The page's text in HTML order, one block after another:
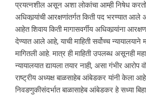
प्रयत्नशील असून अशा लोकांचा आम्ही निषेध करतो.
अधिकार्‍यांची आरक्षणांतर्गत किती पद भरण्यात आले
आहेत शिवाय किती मागासवर्गीय अधिकार्‍यांना
देण्यात आले आहे, याची माहिती सर्वोच्च
मागितली आहे. मात्र ही माहिती उपलब्ध असूनही
न्यायालयात द्यायला तयार नाही, असा गंभीर
राष्ट्रीय अध्यक्ष बाळसाहेब आंबेडकर यांनी केला
निवडणुकीसंदर्भात बाळासाहेब आंबेडकर हे सध्या